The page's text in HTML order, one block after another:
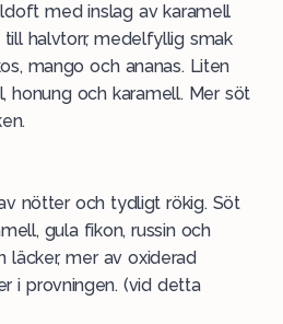
med inslag av karamell
halvtorr, medelfyllig smak
mango och ananas. Liten
honung och karamell. Mer söt
nötter och tydligt rökig. Söt
gula fikon, russin och
läcker, mer av oxiderad
i provningen. (vid detta